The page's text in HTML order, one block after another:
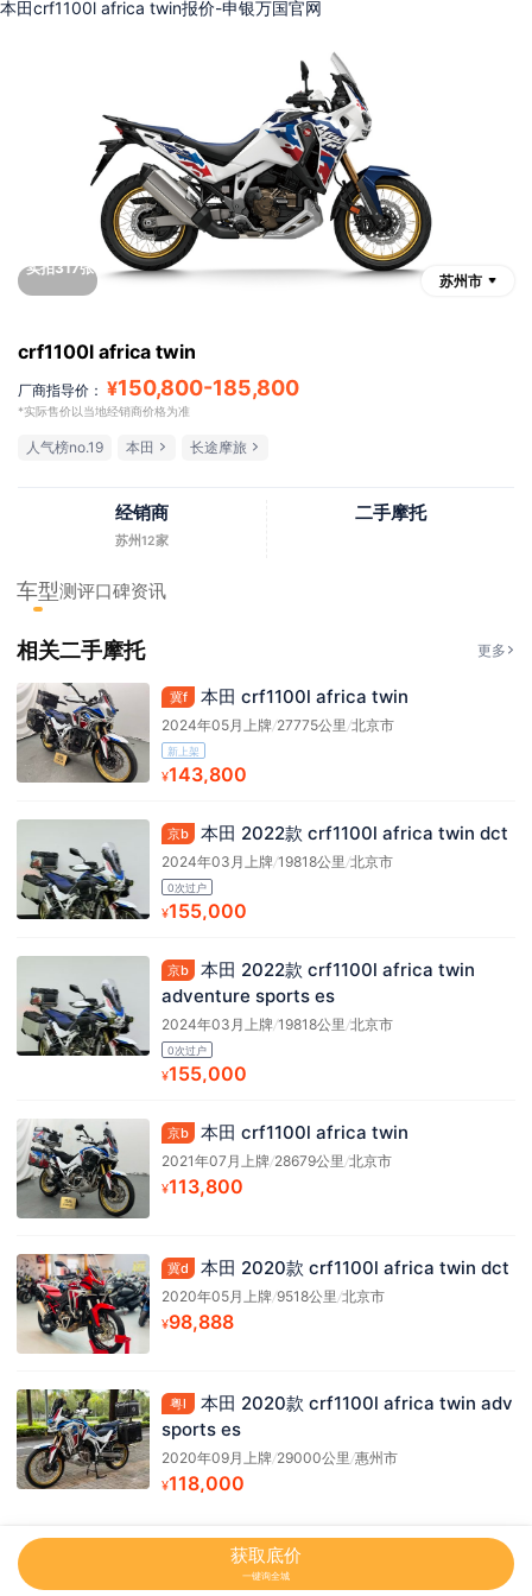
本田crf1100l africa twin报价-申银万国官网
实拍317张
苏州市
crf1100l africa twin
厂商指导价： ¥150,800-185,800
*实际售价以当地经销商价格为准
人气榜no.19 本田 长途摩旅
经销商
苏州12家
二手摩托
车型测评口碑资讯
相关二手摩托 更多
冀f 本田 crf1100l africa twin
2024年05月上牌/27775公里 /北京市
新上架
¥143,800
京b 本田 2022款 crf1100l africa twin dct
2024年03月上牌/19818公里 /北京市
0次过户
¥155,000
京b
本田 2022款 crf1100l africa twin
adventure sports es
2024年03月上牌/19818公里 /北京市
0次过户
¥155,000
京b 本田 crf1100l africa twin
2021年07月上牌/28679公里 /北京市
¥113,800
冀d 本田 2020款 crf1100l africa twin dct
2020年05月上牌/9518公里 /北京市
¥98,888
粤l
本田 2020款 crf1100l africa twin adv
sports es
2020年09月上牌/29000公里 /惠州市
¥118,000
获取底价
一键询全城
网站地图